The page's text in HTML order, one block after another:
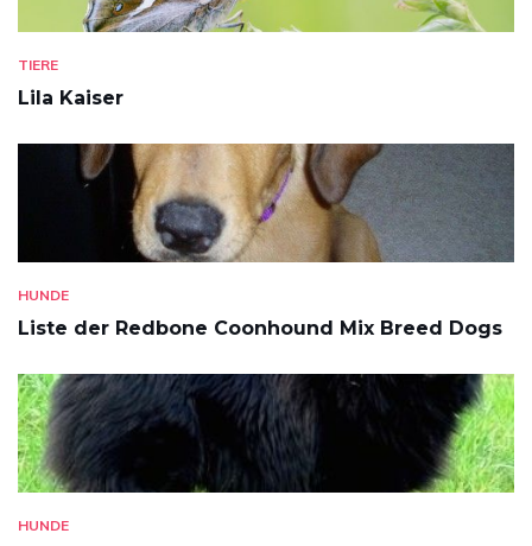
TIERE
Lila Kaiser
HUNDE
Liste der Redbone Coonhound Mix Breed Dogs
HUNDE